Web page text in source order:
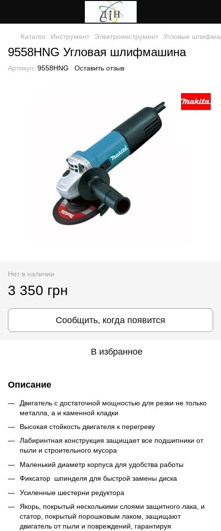
Каталог Инструмент Электроинструмент Угловые
9558HNG Угловая шлифмашина
Артикул: 9558HNG Оставить отзыв
Нет в наличии
3 350 грн
Сообщить, когда появится
В избранное
Описание
Двигатель с достаточной мощностью для резки не только
металла, а и каменной кладки
Высокая стойкость двигателя к перегреву
Лабиринтная конструкция защищает все подшипники от
пыли и строительного мусора
Маленький диаметр корпуса для удобства работы
Фиксатор шпинделя для быстрой замены диска
Усиленные шестерни редуктора
Якорь, покрытый несколькими слоями защитного лака, и
статор, покрытый порошковым лаком, защищают
двигатель от пыли и повреждений, гарантируя